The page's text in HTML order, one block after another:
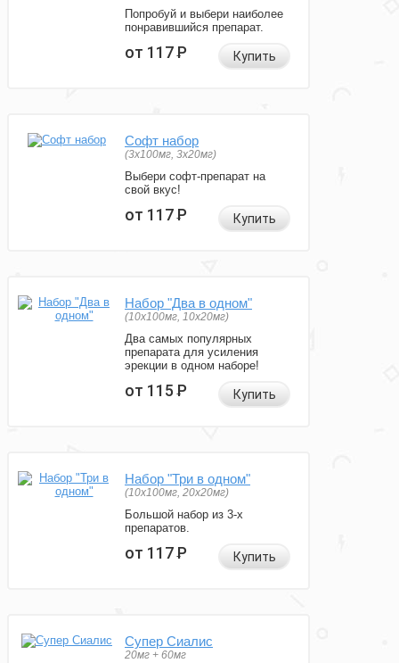
Попробуй и выбери наиболее
понравившийся препарат.
от 117Р Купить
Софт набор
(3x100мг, 3x20мг)
Выбери софт-препарат на
свой вкус!
от 117Р Купить
Набор "Два в одном"
(10x100мг, 10x20мг)
Два самых популярных
препарата для усиления
эрекции в одном наборе!
от 115Р Купить
Набор "Три в одном"
(10x100мг, 20x20мг)
Большой набор из 3-х
препаратов.
от 117Р Купить
Супер Сиалис
20мг + 60мг